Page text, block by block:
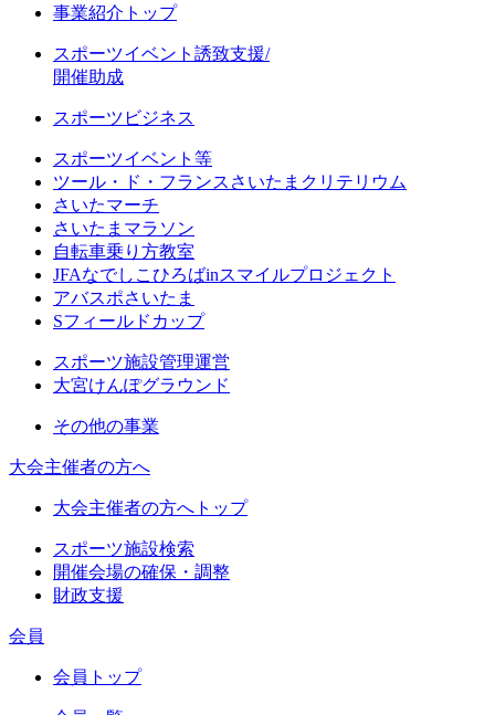
事業紹介トップ
スポーツイベント誘致支援/
開催助成
スポーツビジネス
スポーツイベント等
ツール・ド・フランスさいたまクリテリウム
さいたマーチ
さいたまマラソン
自転車乗り方教室
JFAなでしこひろばinスマイルプロジェクト
アバスポさいたま
Sフィールドカップ
スポーツ施設管理運営
大宮けんぽグラウンド
その他の事業
大会主催者の方へ
大会主催者の方へトップ
スポーツ施設検索
開催会場の確保・調整
財政支援
会員
会員トップ